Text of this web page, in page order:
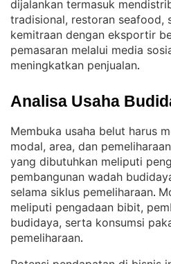
dijalankan termasuk
tradisional, restoran seafood,
kemitraan dengan eksportir
pemasaran melalui media
meningkatkan penjualan.
Analisa Usaha
Membuka usaha belut harus
modal, area, dan pemeliharaan
yang dibutuhkan meliputi
pembangunan wadah
selama siklus pemeliharaan.
meliputi pengadaan bibit,
budidaya, serta konsumsi
pemeliharaan.